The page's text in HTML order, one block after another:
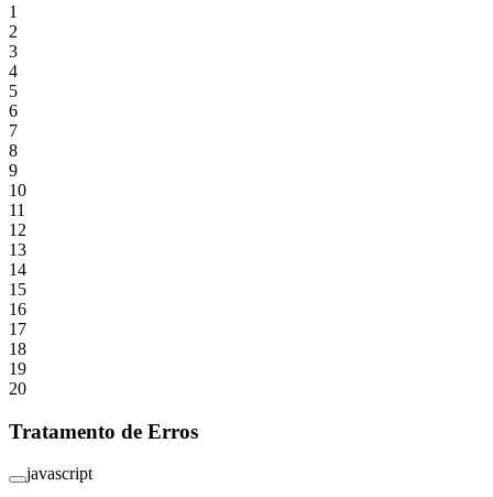
1
2
3
4
5
6
7
8
9
10
11
12
13
14
15
16
17
18
19
20
Tratamento de Erros
javascript